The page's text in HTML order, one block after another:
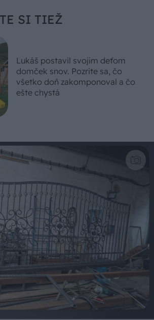
SI TIEŽ
Lukáš postavil svojim deťom
domček snov. Pozrite sa, čo
všetko doň zakomponoval a čo
ešte chystá